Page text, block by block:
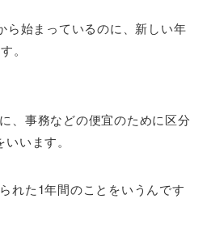
ら始まっているのに、新しい年
。
、事務などの便宜のために区分
います。
れた1年間のことをいうんです